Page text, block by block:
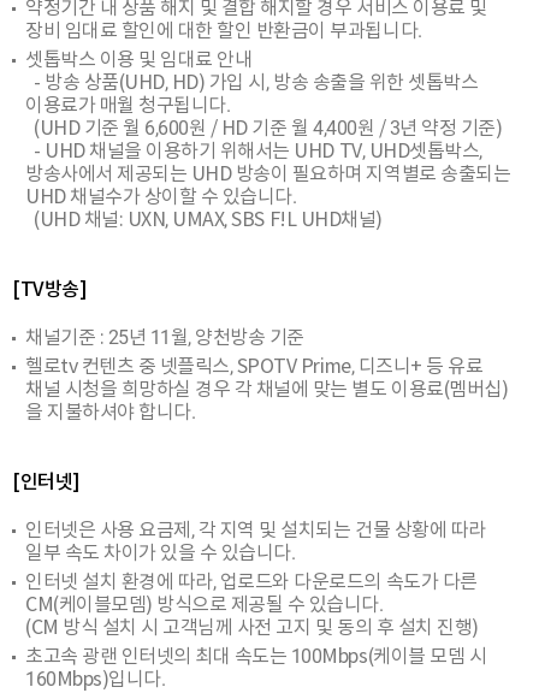
약정기간 내 상품 해지 및 결합 해지할 경우 서비스 이용료 및
장비 임대료 할인에 대한 할인 반환금이 부과됩니다.
셋톱박스 이용 및 임대료 안내
- 방송 상품(UHD, HD) 가입 시, 방송 송출을 위한 셋톱박스
이용료가 매월 청구됩니다.
(UHD 기준 월 6,600원 / HD 기준 월 4,400원 / 3년 약정 기준)
- UHD 채널을 이용하기 위해서는 UHD TV, UHD셋톱박스,
방송사에서 제공되는 UHD 방송이 필요하며 지역별로 송출되는
UHD 채널수가 상이할 수 있습니다.
(UHD 채널: UXN, UMAX, SBS F!L UHD채널)
[TV방송]
채널기준 : 25년 11월, 양천방송 기준
헬로tv 컨텐츠 중 넷플릭스, SPOTV Prime, 디즈니+ 등 유료
채널 시청을 희망하실 경우 각 채널에 맞는 별도 이용료(멤버십)
을 지불하셔야 합니다.
[인터넷]
인터넷은 사용 요금제, 각 지역 및 설치되는 건물 상황에 따라
일부 속도 차이가 있을 수 있습니다.
인터넷 설치 환경에 따라, 업로드와 다운로드의 속도가 다른
CM(케이블모뎀) 방식으로 제공될 수 있습니다.
(CM 방식 설치 시 고객님께 사전 고지 및 동의 후 설치 진행)
초고속 광랜 인터넷의 최대 속도는 100Mbps(케이블 모뎀 시
160Mbps)입니다.